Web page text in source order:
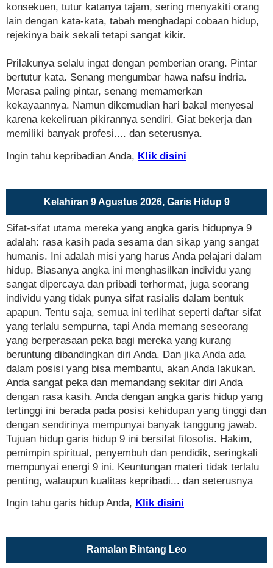
konsekuen, tutur katanya tajam, sering menyakiti orang
lain dengan kata-kata, tabah menghadapi cobaan hidup,
rejekinya baik sekali tetapi sangat kikir.
Prilakunya selalu ingat dengan pemberian orang. Pintar
bertutur kata. Senang mengumbar hawa nafsu indria.
Merasa paling pintar, senang memamerkan
kekayaannya. Namun dikemudian hari bakal menyesal
karena kekeliruan pikirannya sendiri. Giat bekerja dan
memiliki banyak profesi.... dan seterusnya.
Ingin tahu kepribadian Anda, Klik disini
Kelahiran 9 Agustus 2026, Garis Hidup 9
Sifat-sifat utama mereka yang angka garis hidupnya 9
adalah: rasa kasih pada sesama dan sikap yang sangat
humanis. Ini adalah misi yang harus Anda pelajari dalam
hidup. Biasanya angka ini menghasilkan individu yang
sangat dipercaya dan pribadi terhormat, juga seorang
individu yang tidak punya sifat rasialis dalam bentuk
apapun. Tentu saja, semua ini terlihat seperti daftar sifat
yang terlalu sempurna, tapi Anda memang seseorang
yang berperasaan peka bagi mereka yang kurang
beruntung dibandingkan diri Anda. Dan jika Anda ada
dalam posisi yang bisa membantu, akan Anda lakukan.
Anda sangat peka dan memandang sekitar diri Anda
dengan rasa kasih. Anda dengan angka garis hidup yang
tertinggi ini berada pada posisi kehidupan yang tinggi dan
dengan sendirinya mempunyai banyak tanggung jawab.
Tujuan hidup garis hidup 9 ini bersifat filosofis. Hakim,
pemimpin spiritual, penyembuh dan pendidik, seringkali
mempunyai energi 9 ini. Keuntungan materi tidak terlalu
penting, walaupun kualitas kepribadi... dan seterusnya
Ingin tahu garis hidup Anda, Klik disini
Ramalan Bintang Leo